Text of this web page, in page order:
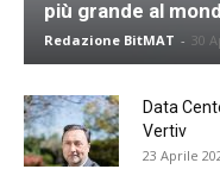
più grande al
Redazione BitMAT - 30
Data
Vertiv
23 Aprile